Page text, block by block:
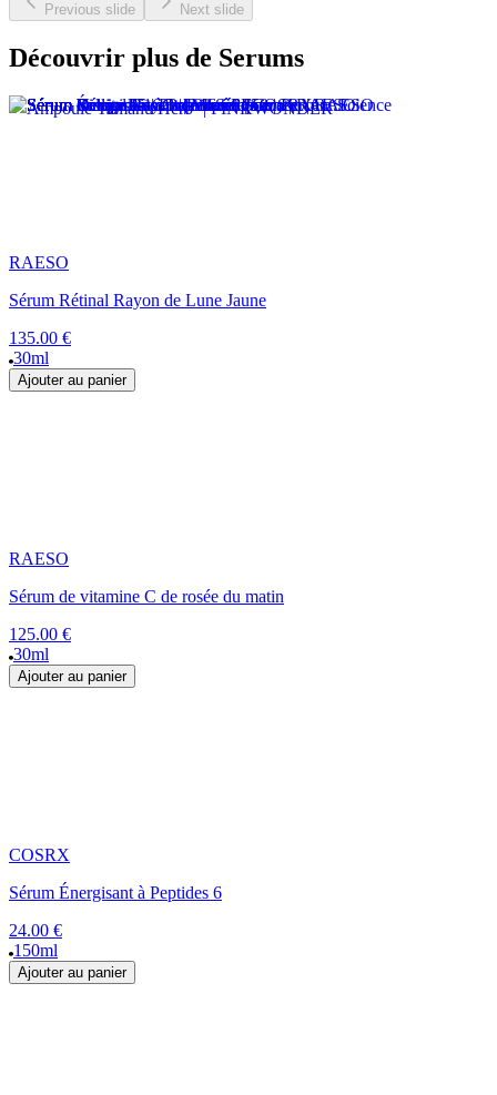
Previous slide Next slide
Découvrir plus de Serums
RAESO
Sérum Rétinal Rayon de Lune Jaune
135.00 €
30ml
Ajouter au panier
RAESO
Sérum de vitamine C de rosée du matin
125.00 €
30ml
Ajouter au panier
COSRX
Sérum Énergisant à Peptides 6
24.00 €
150ml
Ajouter au panier